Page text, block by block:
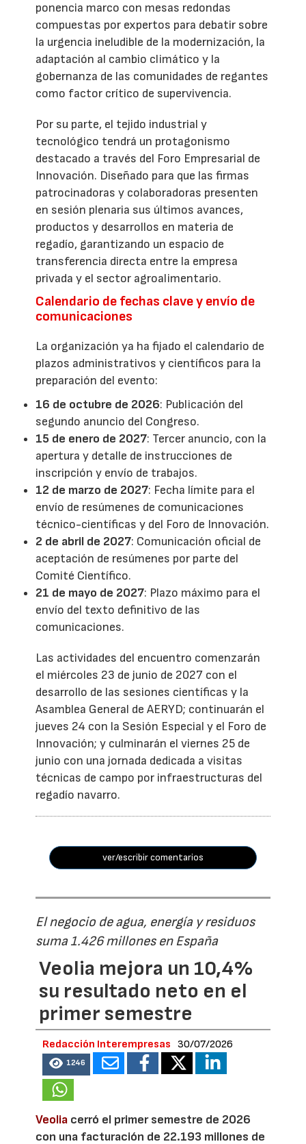
ponencia marco con mesas redondas
compuestas por expertos para debatir sobre
la urgencia ineludible de la modernización, la
adaptación al cambio climático y la
gobernanza de las comunidades de regantes
como factor crítico de supervivencia.
Por su parte, el tejido industrial y
tecnológico tendrá un protagonismo
destacado a través del Foro Empresarial de
Innovación. Diseñado para que las firmas
patrocinadoras y colaboradoras presenten
en sesión plenaria sus últimos avances,
productos y desarrollos en materia de
regadío, garantizando un espacio de
transferencia directa entre la empresa
privada y el sector agroalimentario.
Calendario de fechas clave y envío de
comunicaciones
La organización ya ha fijado el calendario de
plazos administrativos y científicos para la
preparación del evento:
16 de octubre de 2026: Publicación del
segundo anuncio del Congreso.
15 de enero de 2027: Tercer anuncio, con la
apertura y detalle de instrucciones de
inscripción y envío de trabajos.
12 de marzo de 2027: Fecha límite para el
envío de resúmenes de comunicaciones
técnico-científicas y del Foro de Innovación.
2 de abril de 2027: Comunicación oficial de
aceptación de resúmenes por parte del
Comité Científico.
21 de mayo de 2027: Plazo máximo para el
envío del texto definitivo de las
comunicaciones.
Las actividades del encuentro comenzarán
el miércoles 23 de junio de 2027 con el
desarrollo de las sesiones científicas y la
Asamblea General de AERYD; continuarán el
jueves 24 con la Sesión Especial y el Foro de
Innovación; y culminarán el viernes 25 de
junio con una jornada dedicada a visitas
técnicas de campo por infraestructuras del
regadío navarro.
ver/escribir comentarios
El negocio de agua, energía y residuos
suma 1.426 millones en España
Veolia mejora un 10,4%
su resultado neto en el
primer semestre
Redacción Interempresas 30/07/2026
1246
Veolia cerró el primer semestre de 2026
con una facturación de 22.193 millones de